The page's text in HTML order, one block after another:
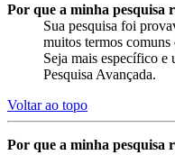
Por que a minha pesquisa
Sua pesquisa foi
muitos termos
Seja mais específico e
Pesquisa Avançada.
Voltar ao topo
Por que a minha pesquisa